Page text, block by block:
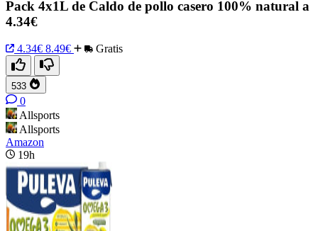
Pack 4x1L de Caldo de pollo casero 100% natural a
4.34€
4.34€ 8.49€ Gratis
533
0
Allsports
Allsports
Amazon
19h